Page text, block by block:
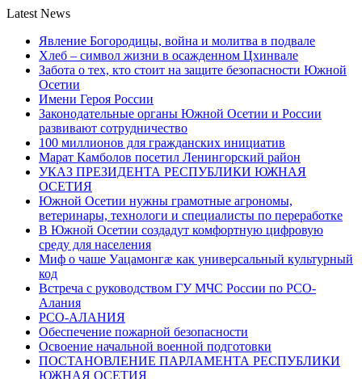
Latest News
Явление Богородицы, война и молитва в подвале
Хлеб – символ жизни в осажденном Цхинвале
Забота о тех, кто стоит на защите безопасности Южной
Осетии
Имени Героя России
Законодательные органы Южной Осетии и России
развивают сотрудничество
100 миллионов для гражданских инициатив
Марат Камболов посетил Ленингорский район
УКАЗ ПРЕЗИДЕНТА РЕСПУБЛИКИ ЮЖНАЯ
ОСЕТИЯ
Южной Осетии нужны грамотные агрономы,
ветеринары, технологи и специалисты по переработке
В Южной Осетии создадут комфортную цифровую
среду для населения
Миф о чаше Уацамонгæ как универсальный культурный
код
Встреча с руководством ГУ МЧС России по РСО-
Алания
РСО-АЛАНИЯ
Обеспечение пожарной безопасности
Освоение начальной военной подготовки
ПОСТАНОВЛЕНИЕ ПАРЛАМЕНТА РЕСПУБЛИКИ
ЮЖНАЯ ОСЕТИЯ